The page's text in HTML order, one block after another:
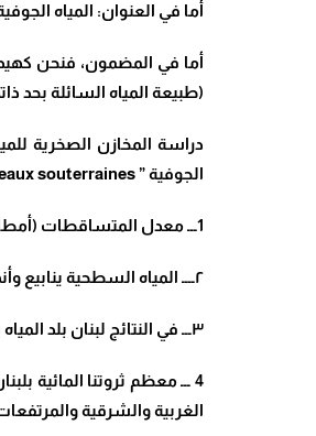
أما في العنوان: المياه
أما في المضمون، فنحن
(طبيعة المياه السائلة بحد
دراسة المخازن الصخرية
الجوفية ” Liban eaux souterraines” صدر بنيويورك عام ١٩٧٠ تضمن هذا التقرير المعطيات الأساسية التالية:
1ـــ معدل المتساقطات (أمطار وثلوج) على جزء من الأرض اللبنانية (الدراسات طالت ١٠٢٠٠ كيلو متر مربع فقط) هي ١٠ مليار متر مكعب/سنة.
٢ــــ المياه السطحية ينابيع وأنهار يبلغ معدلها حوالي ١.٣ مليار متر مكعب/ سنة.
٣ـــ في النتائج لبنان بلد المياه بالشرق الأوسط، هذا يعني أيضا أن بلدان الجوار سوريا فلسطين هي فقيرة أو قليلة المياه.
4 ـــ معظم ثروتنا
الغربية والشرقية